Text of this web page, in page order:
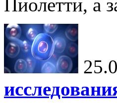
Пиолетти, а